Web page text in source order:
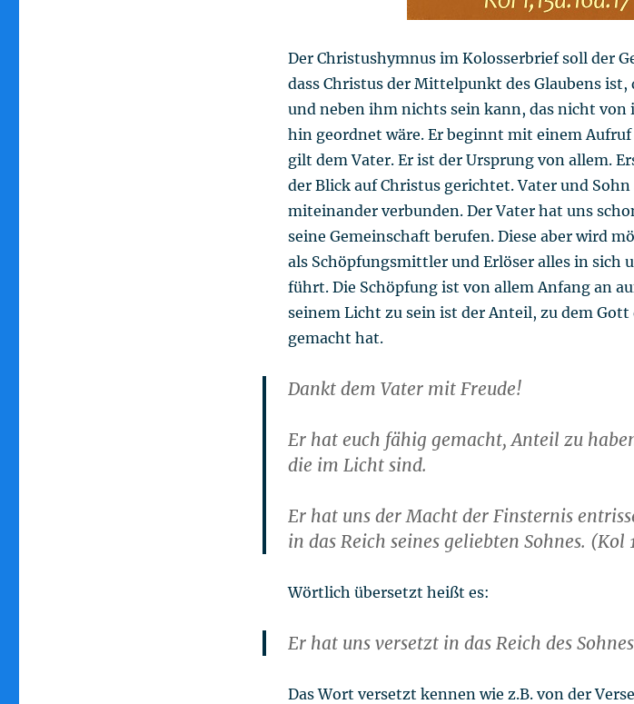
Der Christushymnus im Kolosserbrief soll der
dass Christus der Mittelpunkt des Glaubens ist,
und neben ihm nichts sein kann, das nicht
hin geordnet wäre. Er beginnt mit einem Aufruf
gilt dem Vater. Er ist der Ursprung von allem.
der Blick auf Christus gerichtet. Vater und
miteinander verbunden. Der Vater hat uns
seine Gemeinschaft berufen. Diese aber wird
als Schöpfungsmittler und Erlöser alles in sich
führt. Die Schöpfung ist von allem Anfang an
seinem Licht zu sein ist der Anteil, zu dem
gemacht hat.
Dankt dem Vater mit Freude!
Er hat euch fähig gemacht, Anteil zu
die im Licht sind.
Er hat uns der Macht der Finsternis
in das Reich seines geliebten Sohnes. (Kol
Wörtlich übersetzt heißt es:
Er hat uns versetzt in das Reich des
Das Wort versetzt kennen wie z.B. von der